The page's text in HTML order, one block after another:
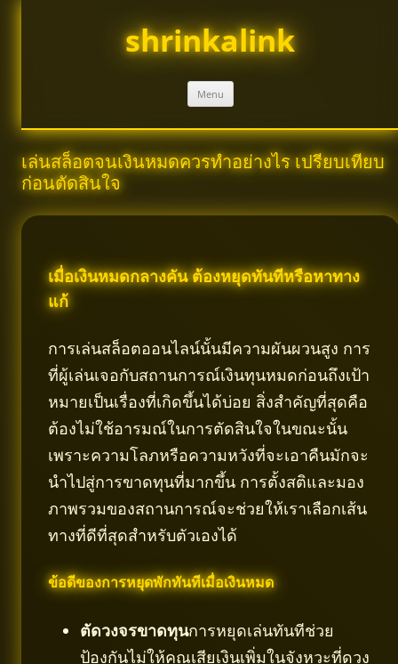
Skip
shrinkalink
Menu
เล่นสล็อตจนเงินหมดควรทำอย่างไร เปรียบเทียบ
ก่อนตัดสินใจ
เมื่อเงินหมดกลางคัน ต้องหยุดทันทีหรือหาทาง
แก้
การเล่นสล็อตออนไลน์นั้นมีความผันผวนสูง การ
ที่ผู้เล่นเจอกับสถานการณ์เงินทุนหมดก่อนถึงเป้า
หมายเป็นเรื่องที่เกิดขึ้นได้บ่อย สิ่งสำคัญที่สุดคือ
ต้องไม่ใช้อารมณ์ในการตัดสินใจในขณะนั้น
เพราะความโลภหรือความหวังที่จะเอาคืนมักจะ
นำไปสู่การขาดทุนที่มากขึ้น การตั้งสติและมอง
ภาพรวมของสถานการณ์จะช่วยให้เราเลือกเส้น
ทางที่ดีที่สุดสำหรับตัวเองได้
ข้อดีของการหยุดพักทันทีเมื่อเงินหมด
ตัดวงจรขาดทุนการหยุดเล่นทันทีช่วย
ป้องกันไม่ให้คุณเสียเงินเพิ่มในจังหวะที่ดวง